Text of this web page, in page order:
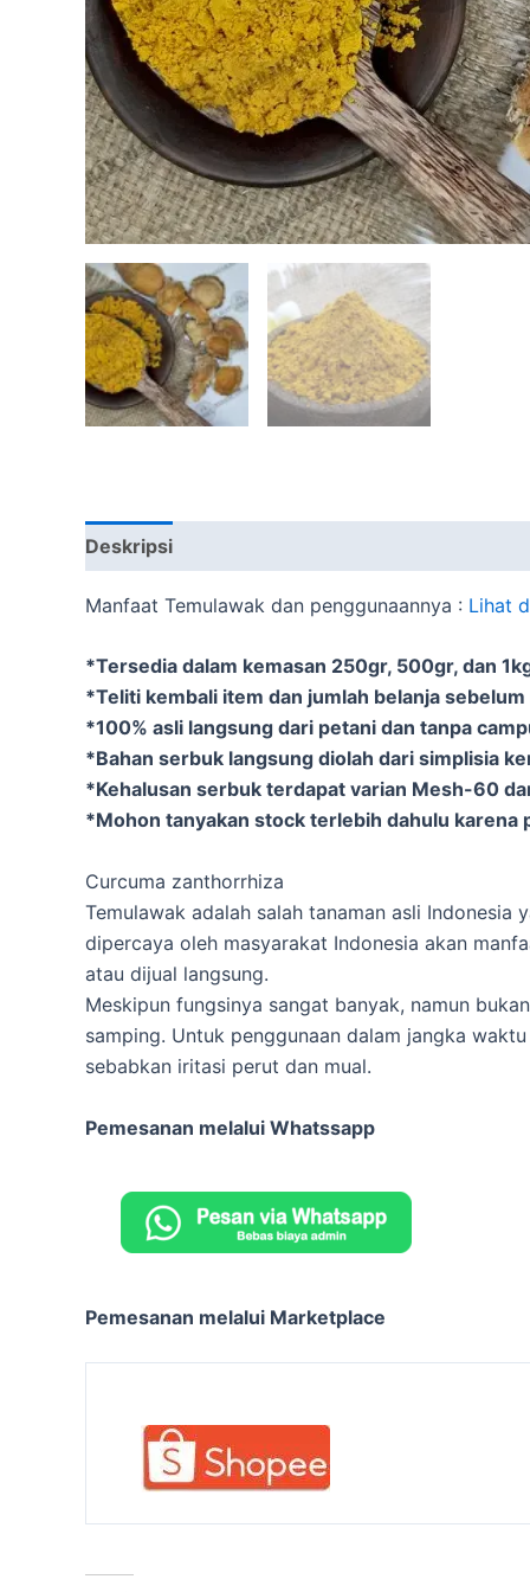
Deskripsi
Manfaat Temulawak dan penggunaannya : Lihat
*Tersedia dalam kemasan 250gr, 500gr, dan
*Teliti kembali item dan jumlah belanja
*100% asli langsung dari petani dan tanpa
*Bahan serbuk langsung diolah dari simplisia
*Kehalusan serbuk terdapat varian Mesh-60
*Mohon tanyakan stock terlebih dahulu karena
Curcuma zanthorrhiza
Temulawak adalah salah tanaman asli
dipercaya oleh masyarakat Indonesia akan
atau dijual langsung.
Meskipun fungsinya sangat banyak, namun
samping. Untuk penggunaan dalam jangka
sebabkan iritasi perut dan mual.
Pemesanan melalui Whatssapp
Pemesanan melalui Marketplace